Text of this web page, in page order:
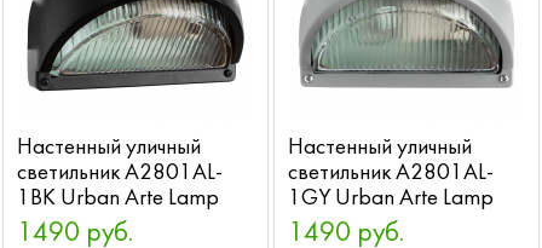
Настенный уличный
светильник A2801AL-
1BK Urban Arte Lamp
1490 руб.
Настенный уличный
светильник A2801AL-
1GY Urban Arte Lamp
1490 руб.